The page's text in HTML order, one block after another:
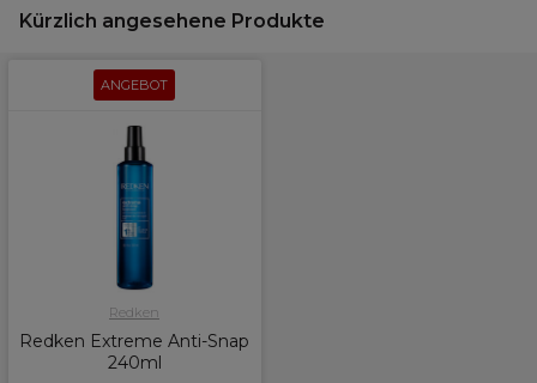
Kürzlich angesehene Produkte
ANGEBOT
Redken
Redken Extreme Anti-Snap
240ml